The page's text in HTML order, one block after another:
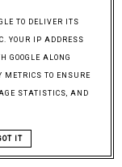
TO DELIVER ITS
YOUR IP ADDRESS
GOOGLE ALONG
METRICS TO ENSURE
STATISTICS, AND
IT